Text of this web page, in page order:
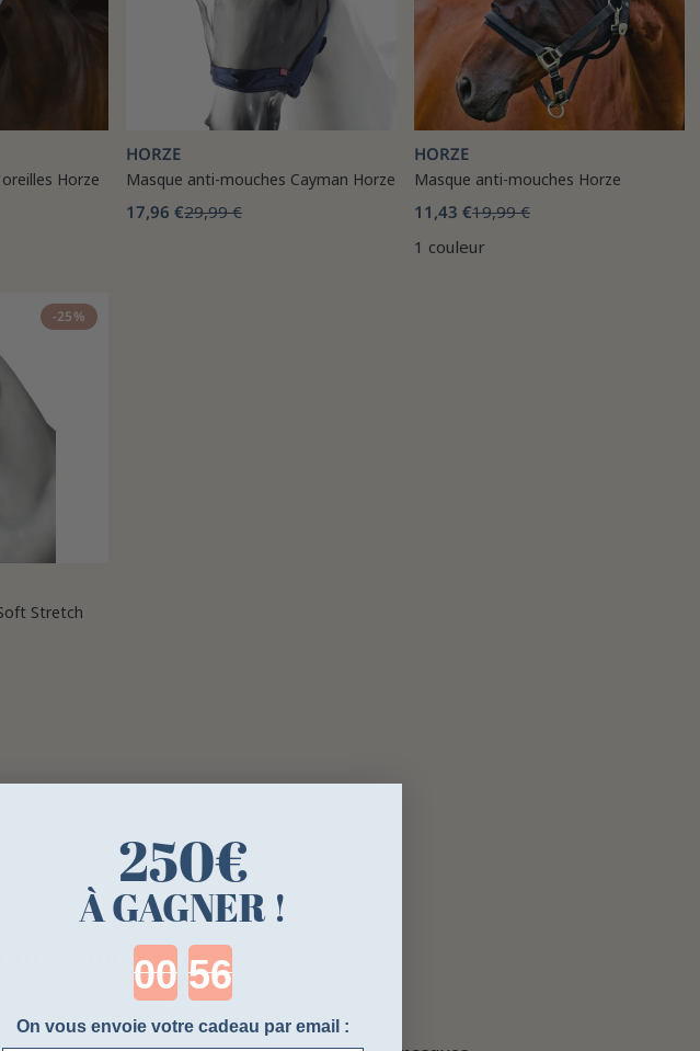
Horze
HORZE
Masque anti-mouches Cayman Horze
17,96 €29,99 €
HORZE
Masque anti-mouches Horze
11,43 €19,99 €
1 couleur
-25%
Stretch
de 1 à 14 sur 14 produits au total
HORZE
250€
À GAGNER !
Countdown ends in:
On vous envoie votre cadeau par email :